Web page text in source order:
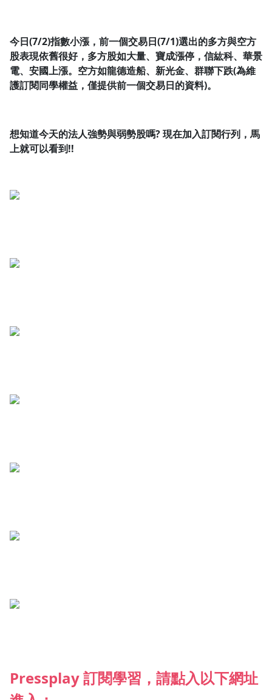
今日(7/2)指數小漲，前一個交易日(7/1)選出的多方與空方
股表現依舊很好，多方股如大量、寶成漲停，信紘科、華景
電、安國上漲。空方如龍德造船、新光金、群聯下跌(為維
護訂閱同學權益，僅提供前一個交易日的資料)。
想知道今天的法人強勢與弱勢股嗎?現在加入訂閱行列，馬
上就可以看到!!
Pressplay 訂閱學習，請點入以下網址